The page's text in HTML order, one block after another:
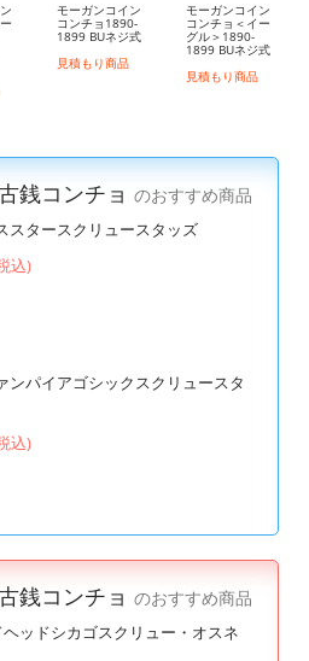
モーガンコイン
コンチョ1890-
1899 BUネジ式
見積もり商品
モーガンコイン
コンチョ＜イー
グル＞1890-
1899 BUネジ式
見積もり商品
銭コンチョ のおすすめ商品
スタースクリュースタッズ
込)
ンパイアゴシックスクリュースタ
込)
銭コンチョ のおすすめ商品
ッドシカゴスクリュー・オスネ